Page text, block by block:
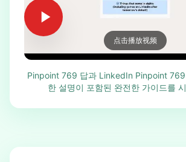
点击播放视频
Pinpoint 769 답과 LinkedIn Pinpoint 769
한 설명이 포함된 완전한 가이드를